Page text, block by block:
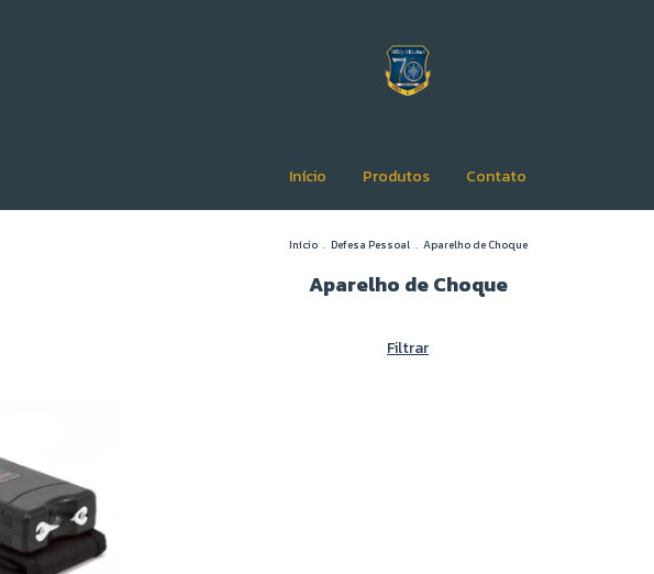
Início Produtos Contato
Início . Defesa Pessoal . Aparelho de Choque
Aparelho de Choque
Filtrar